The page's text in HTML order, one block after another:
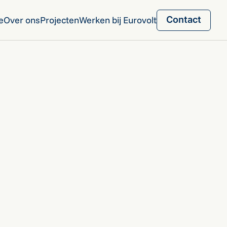
Over onsProjectenWerken bij Eurovolt
Contact
Contact